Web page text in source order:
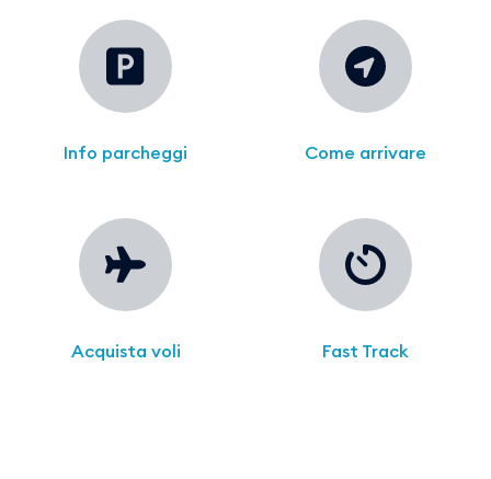
Info parcheggi Come arrivare
Acquista voli Fast Track